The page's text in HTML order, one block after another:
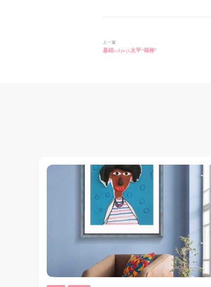
博
文
上一篇
基础s2l3w56太平“福禄”